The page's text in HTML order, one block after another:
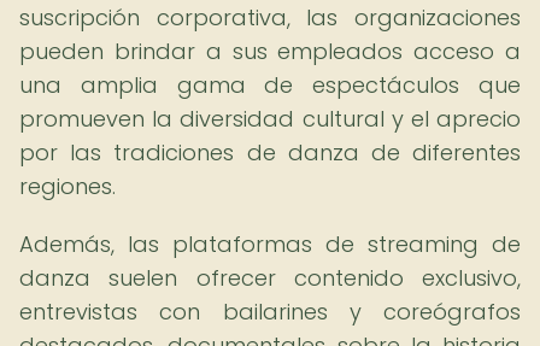
suscripción corporativa, las organizaciones
pueden brindar a sus empleados acceso a
una amplia gama de espectáculos que
promueven la diversidad cultural y el aprecio
por las tradiciones de danza de diferentes
regiones.
Además, las plataformas de streaming de
danza suelen ofrecer contenido exclusivo,
entrevistas con bailarines y coreógrafos